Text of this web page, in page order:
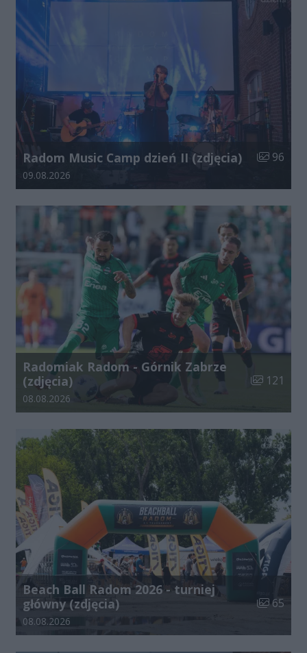
Radom Music Camp dzień II (zdjęcia) Liczba
96
Data dodania galerii:
09.08.2026
Radomiak Radom - Górnik Zabrze
(zdjęcia)
Liczba
121
Data dodania galerii:
08.08.2026
Beach Ball Radom 2026 - turniej
główny (zdjęcia)
Liczba
65
Data dodania galerii:
08.08.2026